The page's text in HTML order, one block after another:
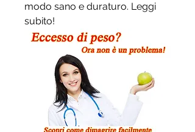
modo sano e duraturo. Leggi
subito!